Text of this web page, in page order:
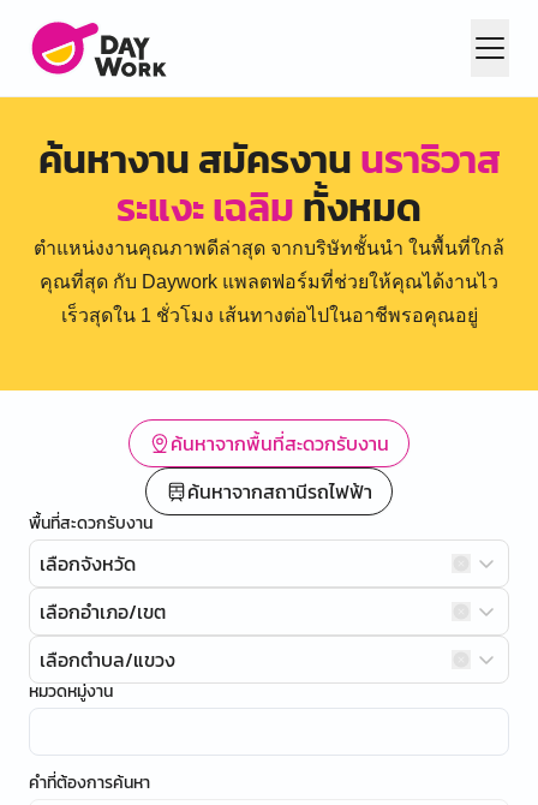
ค้นหางาน สมัครงานนราธิวาส
ระแงะ เฉลิมทั้งหมด
ตำแหน่งงานคุณภาพดีล่าสุด จากบริษัทชั้นนำ ในพื้นที่ใกล้
คุณที่สุด กับ Daywork แพลตฟอร์มที่ช่วยให้คุณได้งานไว
เร็วสุดใน 1 ชั่วโมง เส้นทางต่อไปในอาชีพรอคุณอยู่
ค้นหาจากพื้นที่สะดวกรับงาน
ค้นหาจากสถานีรถไฟฟ้า
พื้นที่สะดวกรับงาน
เลือกจังหวัด
เลือกอำเภอ/เขต
เลือกตำบล/แขวง
หมวดหมู่งาน
คำที่ต้องการค้นหา